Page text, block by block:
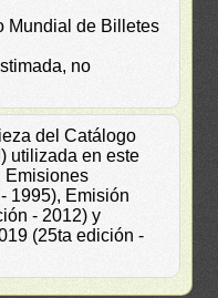
Mundial de Billetes
no
del Catálogo
utilizada en este
Emisiones
1995), Emisión
- 2012) y
(25ta edición -